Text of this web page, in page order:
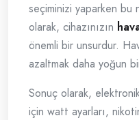
seçiminizi yaparken bu
olarak, cihazınızın
önemli bir unsurdur.
azaltmak daha yoğun
Sonuç olarak,
için watt ayarları,